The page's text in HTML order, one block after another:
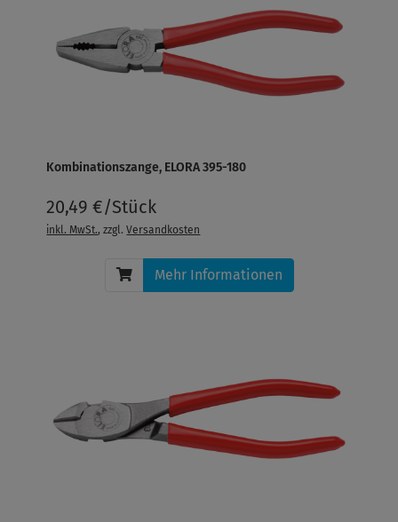
Kombinationszange, ELORA 395-180
20,49 €/Stück
inkl. MwSt., zzgl.Versandkosten
Mehr Informationen